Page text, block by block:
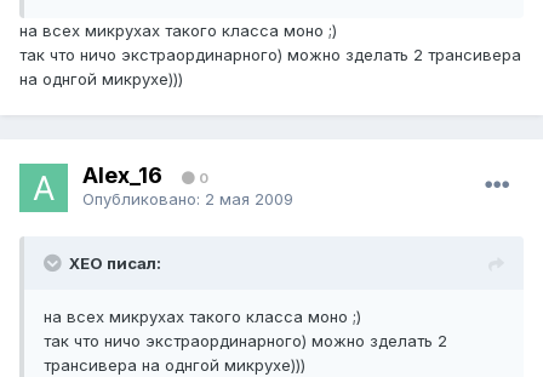
на всех микрухах такого класса моно ;)
так что ничо экстраординарного) можно зделать 2 трансивера
на однгой микрухе)))
Alex_16 0
Опубликовано: 2 мая 2009
XEO писал:
на всех микрухах такого класса моно ;)
так что ничо экстраординарного) можно зделать 2
трансивера на однгой микрухе)))